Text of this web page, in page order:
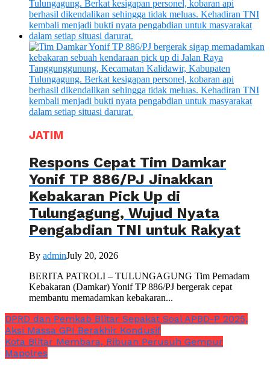
JATIM
Respons Cepat Tim Damkar
Yonif TP 886/PJ Jinakkan
Kebakaran Pick Up di
Tulungagung, Wujud Nyata
Pengabdian TNI untuk Rakyat
By adminJuly 20, 2026
BERITA PATROLI – TULUNGAGUNG Tim Pemadam
Kebakaran (Damkar) Yonif TP 886/PJ bergerak cepat
membantu memadamkan kebakaran...
DPRD dan Pemkab Blitar Sepakat Soal APBD-P 2025,
Aksi Massa GPI Berakhir Kondusif
Kota Blitar Membara, Ribuan Perusuh Gempur
Mapolres